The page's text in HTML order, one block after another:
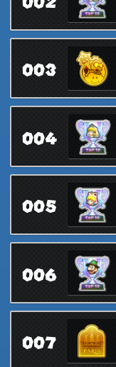
003
004
005
006
007